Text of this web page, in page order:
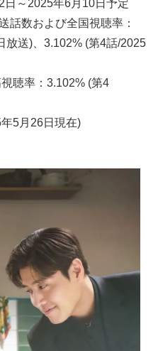
～2025年6月10日予定
話数および全国視聴率：
放送)、3.102% (第4話/2025
聴率：3.102% (第4
5月26日現在)